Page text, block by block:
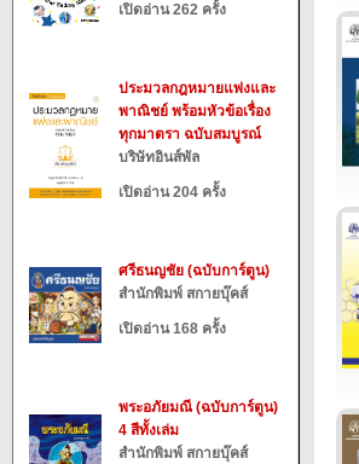
เปิดอ่าน 262 ครั้ง
ประมวลกฎหมายแพ่งและ
พาณิชย์ พร้อมหัวข้อเรื่อง
ทุกมาตรา ฉบับสมบูรณ์
บริษัทอินส์พัล
เปิดอ่าน 204 ครั้ง
ศรีธนญชัย (ฉบับการ์ตูน)
สำนักพิมพ์ สกายบุ๊คส์
เปิดอ่าน 168 ครั้ง
พระอภัยมณี (ฉบับการ์ตูน)
4 สีทั้งเล่ม
สำนักพิมพ์ สกายบุ๊คส์